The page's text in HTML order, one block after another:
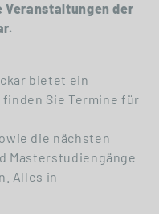
Veranstaltungen der
bietet ein
Sie Termine für
die nächsten
Masterstudiengänge
Alles in